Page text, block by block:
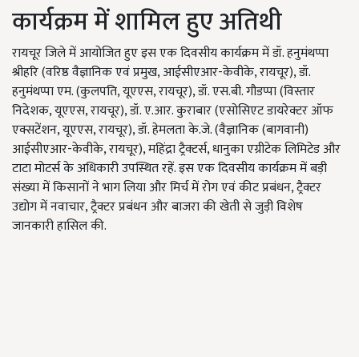
कार्यक्रम में शामिल हुए अतिथी
रायचूर जिले में आयोजित हुए इस एक दिवसीय कार्यक्रम में डॉ. हनुमंथप्पा
श्रीहरि (वरिष्ठ वैज्ञानिक एवं प्रमुख, आईसीएआर-केवीके, रायचूर), डॉ.
हनुमंथप्पा एम. (कुलपति, यूएएस, रायचूर), डॉ. एस.बी. गौडप्पा (विस्तार
निदेशक, यूएएस, रायचूर), डॉ. ए.आर. कुराबार (एसोसिएट डायरेक्टर ऑफ
एक्सटेंशन, यूएएस, रायचूर), डॉ. हेमलता के.जे. (वैज्ञानिक (बागवानी)
आईसीएआर-केवीके, रायचूर), महिंद्रा ट्रैक्टर्स, धानुका एग्रीटेक लिमिटेड और
टाटा मोटर्स के अधिकारी उपस्थित रहें. इस एक दिवसीय कार्यक्रम में बड़ी
संख्या में किसानों ने भाग लिया और मिर्च में रोग एवं कीट प्रबंधन, ट्रैक्टर
उद्योग में नवाचार, ट्रैक्टर प्रबंधन और बाजरा की खेती से जुड़ी विशेष
जानकारी हासिल की.